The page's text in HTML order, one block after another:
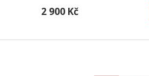
2 900 Kč